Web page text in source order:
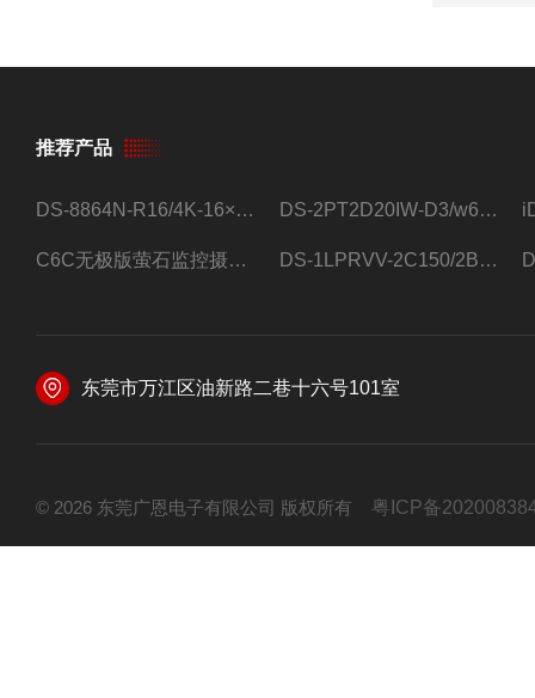
推荐产品
DS-8864N-R16/4K-16×4T/希捷16盘位录像机 DS-2PT2D20IW-D3/w64路高清硬盘录像机
C6C无极版萤石监控摄像头 DS-1LPRVV-2C150/2B监控室外夜视高清电源线护套线200米/卷
东莞市万江区油新路二巷十六号101室
© 2026 东莞广恩电子有限公司 版权所有 粤ICP备